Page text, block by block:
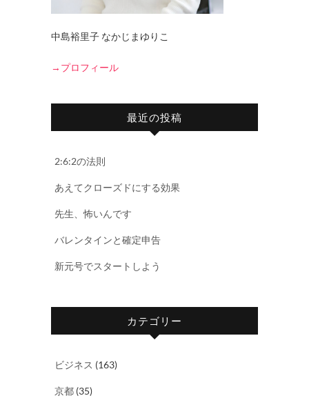
中島裕里子 なかじまゆりこ
→プロフィール
最近の投稿
2:6:2の法則
あえてクローズドにする効果
先生、怖いんです
バレンタインと確定申告
新元号でスタートしよう
カテゴリー
ビジネス (163)
京都 (35)